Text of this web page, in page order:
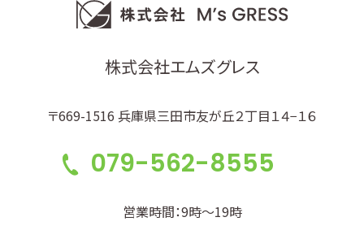
株式会社エムズグレス
〒669-1516 兵庫県三田市友が丘２丁目１４−１６
079-562-8555
営業時間：9時～19時